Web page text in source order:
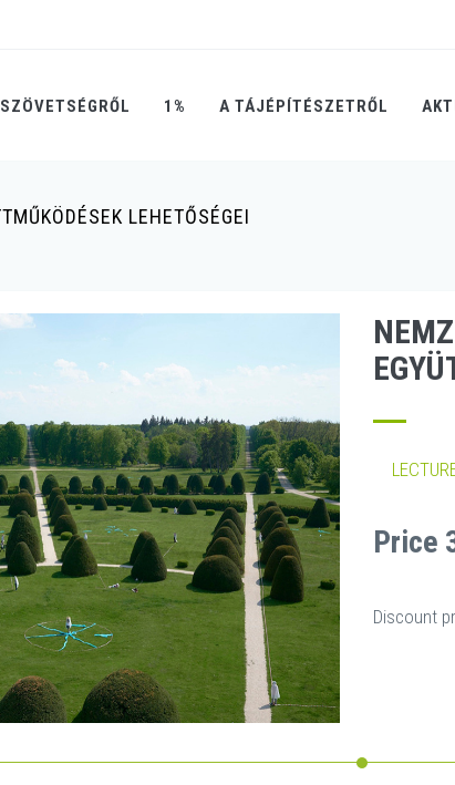
1% A TÁJÉPÍTÉSZETRŐL
LEHETŐSÉGEI
Price
Discount